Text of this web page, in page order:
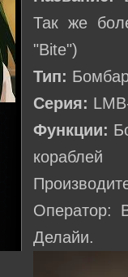
Так же
"Bite")
Тип:
Серия:
Функции:
кораблей
Оператор:
Делайи.